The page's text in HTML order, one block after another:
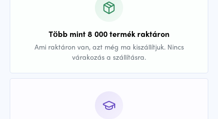
Több mint 8 000 termék raktáron
Ami raktáron van, azt még ma kiszállítjuk. Nincs
várakozás a szállításra.